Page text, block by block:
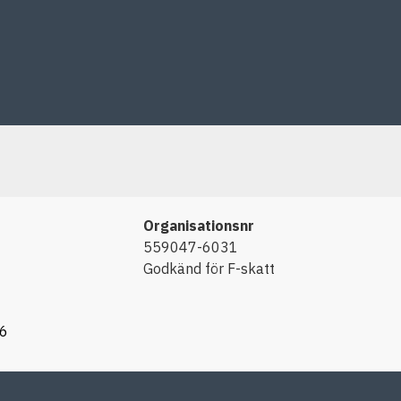
Organisationsnr
559047-6031
Godkänd för F-skatt